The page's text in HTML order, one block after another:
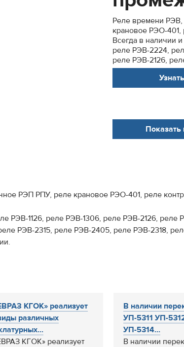
Реле времени
крановое РЭО-
Всегда в наличии и
реле РЭВ-2224,
реле РЭВ-2126,
Показать
РЭП РПУ, реле крановое РЭО-401, реле
РЭВ-1126, реле РЭВ-1306, реле РЭВ-2126, реле
РЭВ-2315, реле РЭВ-2405, реле РЭВ-2318,
КГОК» реализует
различных
КГОК» реализует
В наличии
УП-5311 УП-
УП-5314...
В наличии